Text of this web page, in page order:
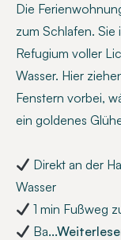
Die
zum Schlafen. Sie
Refugium voller
Wasser. Hier
Fenstern vorbei,
ein goldenes
Direkt an der
Wasser
1 min Fußweg
Ba